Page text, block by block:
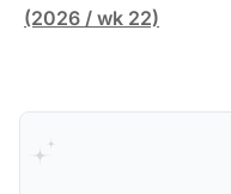
100万美元以上房产征
元且全款购房征收新
价超过100万美元的现
房产。新税将为购房
(2026 / wk 22)